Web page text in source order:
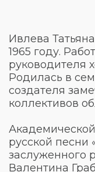
Ивлева
1965 году.
руководителя
Родилась в
создателя
коллективов
русской песни
заслуженного
Валентина